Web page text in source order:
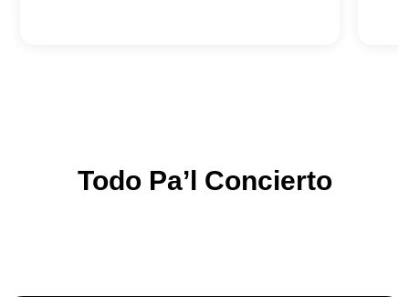
Todo Pa’l Concierto